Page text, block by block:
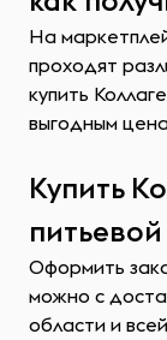
На
проходят
купить
выгодным
Купить
Оформить
можно с
области и